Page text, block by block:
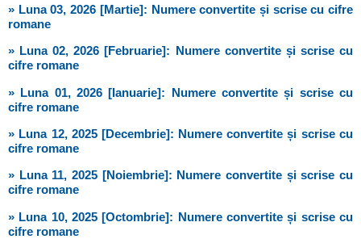
» Luna 03, 2026 [Martie]: Numere convertite și scrise cu cifre
romane
» Luna 02, 2026 [Februarie]: Numere convertite și scrise cu
cifre romane
» Luna 01, 2026 [Ianuarie]: Numere convertite și scrise cu
cifre romane
» Luna 12, 2025 [Decembrie]: Numere convertite și scrise cu
cifre romane
» Luna 11, 2025 [Noiembrie]: Numere convertite și scrise cu
cifre romane
» Luna 10, 2025 [Octombrie]: Numere convertite și scrise cu
cifre romane